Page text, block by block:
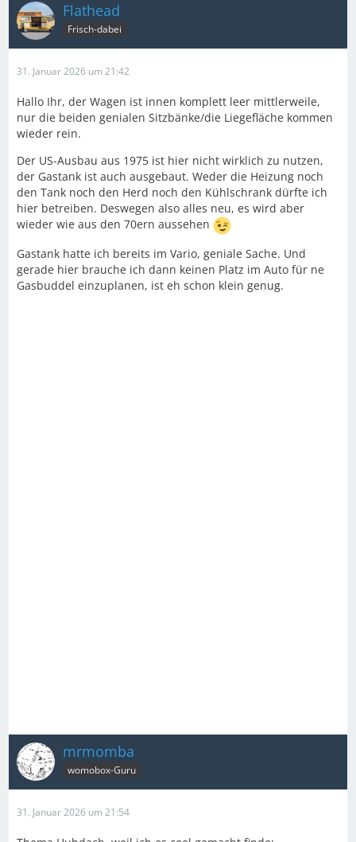
Flathead
Frisch-dabei
31. Januar 2026 um 21:42
Hallo Ihr, der Wagen ist innen komplett leer mittlerweile,
nur die beiden genialen Sitzbänke/die Liegefläche kommen
wieder rein.
Der US-Ausbau aus 1975 ist hier nicht wirklich zu nutzen,
der Gastank ist auch ausgebaut. Weder die Heizung noch
den Tank noch den Herd noch den Kühlschrank dürfte ich
hier betreiben. Deswegen also alles neu, es wird aber
wieder wie aus den 70ern aussehen
Gastank hatte ich bereits im Vario, geniale Sache. Und
gerade hier brauche ich dann keinen Platz im Auto für ne
Gasbuddel einzuplanen, ist eh schon klein genug.
mrmomba
womobox-Guru
31. Januar 2026 um 21:54